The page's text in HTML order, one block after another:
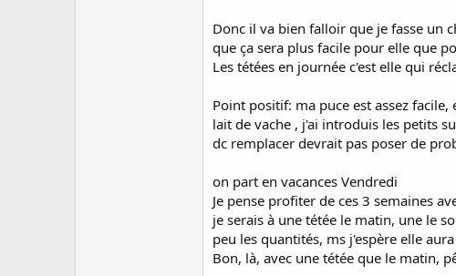
Donc il va bien falloir que je fasse un
que ça sera plus facile pour elle que
Les tétées en journée c'est elle qui
Point positif: ma puce est assez
lait de vache , j'ai introduis les petits
dc remplacer devrait pas poser de
on part en vacances Vendredi
Je pense profiter de ces 3 semaines
je serais à une tétée le matin, une le
peu les quantités, ms j'espère elle
Bon, là, avec une tétée que le matin,